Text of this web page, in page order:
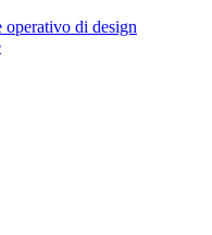
operativo di design